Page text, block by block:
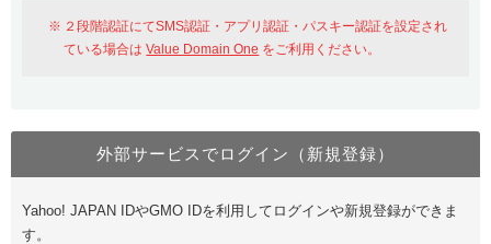
おすすめ One レンタルサーバーを含む最新の機能を使う方
Value Domain Oneにログイン
Value Domain Oneアカウント作成
２段階認証にてSMS認証・アプリ認証・パスキー認証を設定され
ている場合はValue Domain One をご利用ください。
外部サービスでログイン（新規登録）
Yahoo! JAPAN IDやGMO IDを利用してログインや新規登録ができま
す。